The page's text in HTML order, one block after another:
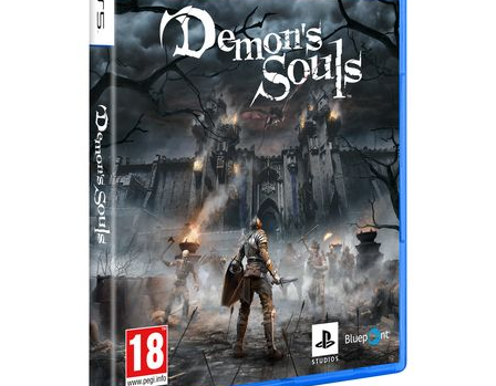
immagini